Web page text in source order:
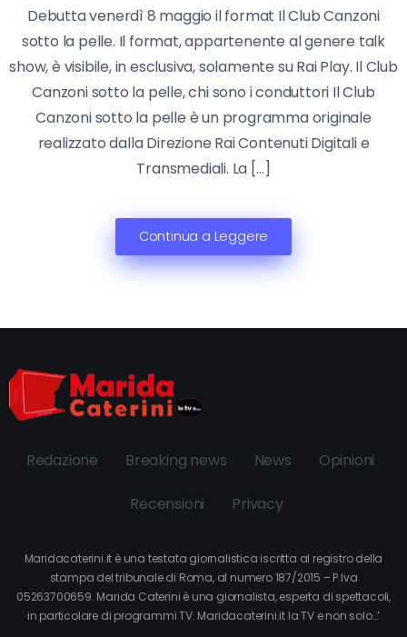
Debutta venerdì 8 maggio il format Il Club Canzoni
sotto la pelle. Il format, appartenente al genere talk
show, è visibile, in esclusiva, solamente su Rai Play. Il Club
Canzoni sotto la pelle, chi sono i conduttori Il Club
Canzoni sotto la pelle è un programma originale
realizzato dalla Direzione Rai Contenuti Digitali e
Transmediali. La […]
Continua a Leggere
Redazione Breaking news News Opinioni
Recensioni Privacy
Maridacaterini.it è una testata giornalistica iscritta al registro della
stampa del tribunale di Roma, al numero 187/2015 – P.Iva
05263700659. Marida Caterini è una giornalista, esperta di spettacoli,
in particolare di programmi TV. Maridacaterini.it la TV e non solo…’